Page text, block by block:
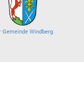
Gemeinde Windberg